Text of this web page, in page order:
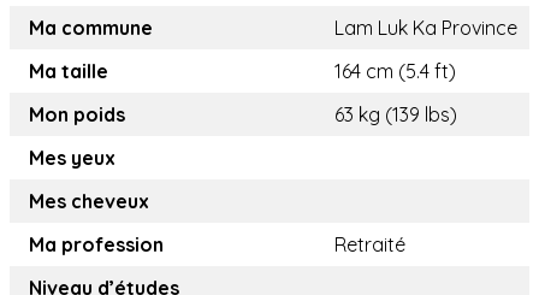
Ma commune
Lam Luk Ka Province
Ma taille
164 cm (5.4 ft)
Mon poids
63 kg (139 lbs)
Mes yeux
Mes cheveux
Ma profession
Retraité
Niveau d’études